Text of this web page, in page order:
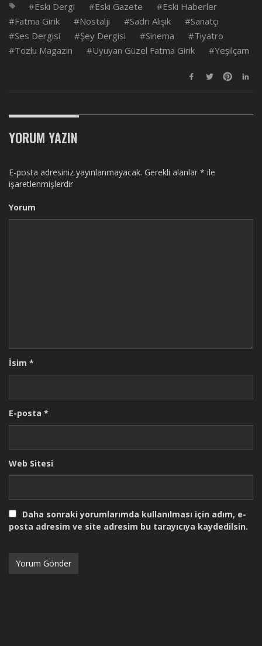
Eski Dergi Eski Gazete
Eski Haberler
Fatma Girik
Nostalji Sadri Alışık
Sanatçı
Ses Dergisi
Şey Dergisi Sinema
Tiyatro
Tozlu Magazin
Uyuyan Güzel Fatma Girik Yeşilçam
YORUM YAZIN
E-posta adresiniz yayınlanmayacak. Gerekli alanlar * ile
işaretlenmişlerdir
Yorum
İsim *
E-posta *
Web Sitesi
Daha sonraki yorumlarımda kullanılması için adım, e-
posta adresim ve site adresim bu tarayıcıya kaydedilsin.